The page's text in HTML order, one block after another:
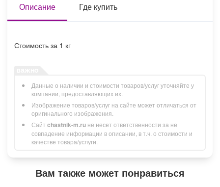
Описание Где купить
Стоимость за 1 кг
Данные о наличии и стоимости товаров/услуг уточняйте у
компании, предоставляющих их.
Изображение товаров/услуг на сайте может отличаться от
оригинального изображения.
Сайт chastnik-m.ru не несет ответственности за не
совпадение информации в описании, в т.ч. о стоимости и
качестве товара/услуги.
Вам также может понравиться